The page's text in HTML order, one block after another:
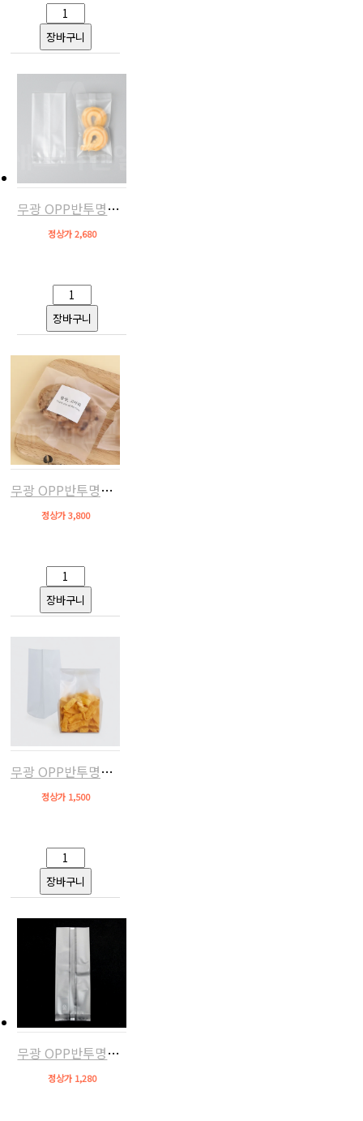
무광 OPP반투명쿠키비닐(6.5x13,약100장)
정상가 2,680
무광 OPP반투명쿠키비닐(12x17,약100장)
정상가 3,800
무광 OPP반투명쿠키비닐세트(M형,8.5x23,10세트)
정상가 1,500
무광 OPP반투명쿠키비닐(M형,8.5x23,20장)
정상가 1,280